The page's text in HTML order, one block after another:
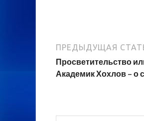
ПРЕДЫДУЩАЯ
Просветительство
Академик Хохлов – о